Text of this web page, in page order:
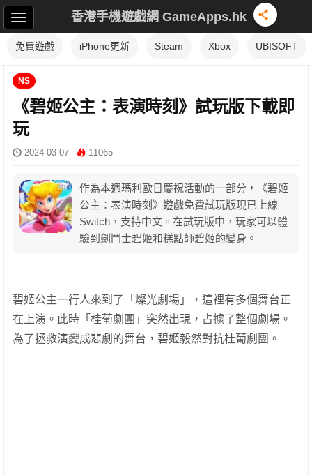
香港手機遊戲網 GameApps.hk
免費遊戲 iPhone更新 Steam Xbox UBISOFT
NS
《碧姬公主：表演時刻》試玩版下載即
玩
2024-03-07 11065
作為本週瑪利歐日慶祝活動的一部分，《碧姬
公主：表演時刻》遊戲免費試玩版現已上線
Switch，支持中文。在試玩版中，玩家可以體
驗到劍鬥士碧姬和糕點師碧姬的變身。
碧姬公主一行人來到了「燦光劇場」，這裡有多個舞台正
在上演。此時「桂葡劇團」突然出現，占據了整個劇場。
為了拯救演變成悲劇的舞台，碧姬毅然對抗桂葡劇團。